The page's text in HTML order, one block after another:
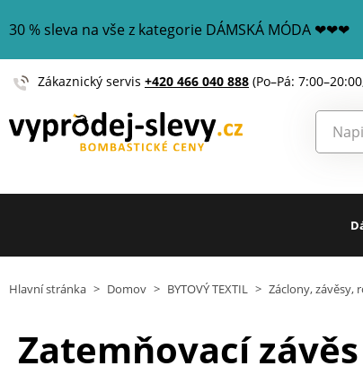
30 % sleva na vše z kategorie DÁMSKÁ MÓDA ❤❤❤
Zákaznický servis +420 466 040 888 (Po–Pá:
Hlavní stránka > Domov > BYTOVÝ TEXTIL > Záclony, závěsy,
Zatemňovací